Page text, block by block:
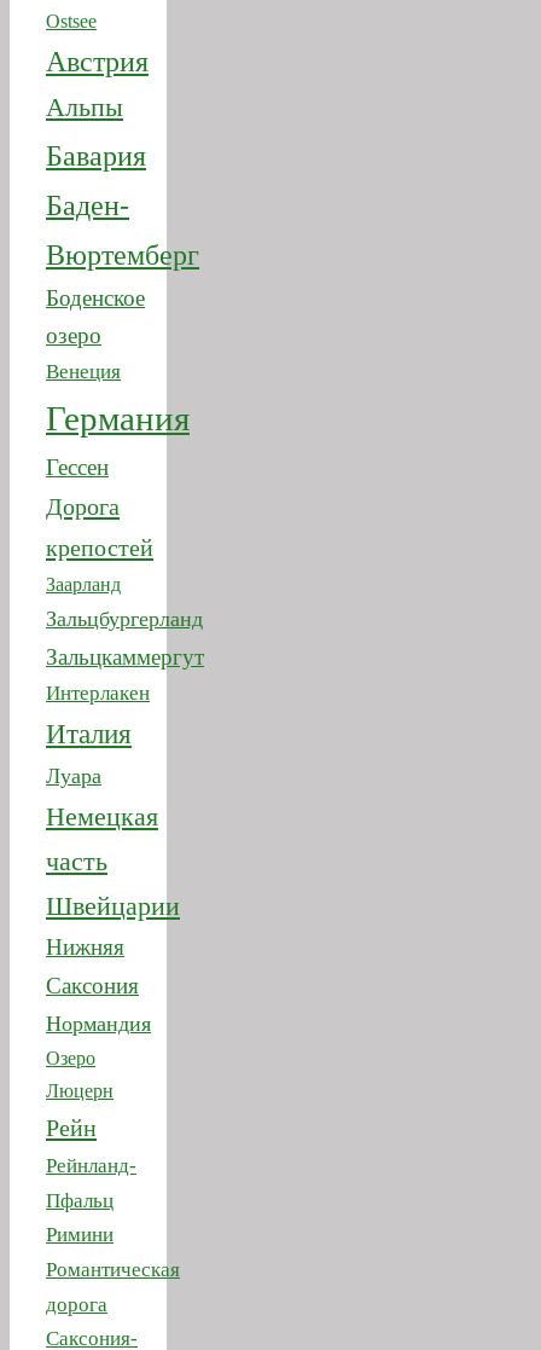
Ostsee
Австрия
Альпы
Бавария
Баден-
Вюртемберг
Боденское
озеро
Венеция
Германия
Гессен
Дорога
крепостей
Заарланд
Зальцбургерланд
Зальцкаммергут
Интерлакен
Италия
Луара
Немецкая
часть
Швейцарии
Нижняя
Саксония
Нормандия
Озеро
Люцерн
Рейн
Рейнланд-
Пфальц
Римини
Романтическая
дорога
Саксония-